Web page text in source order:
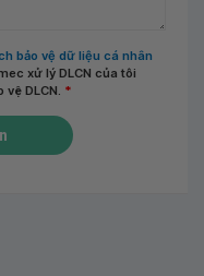
bảo vệ dữ liệu cá nhân
xử lý DLCN của tôi
DLCN. *